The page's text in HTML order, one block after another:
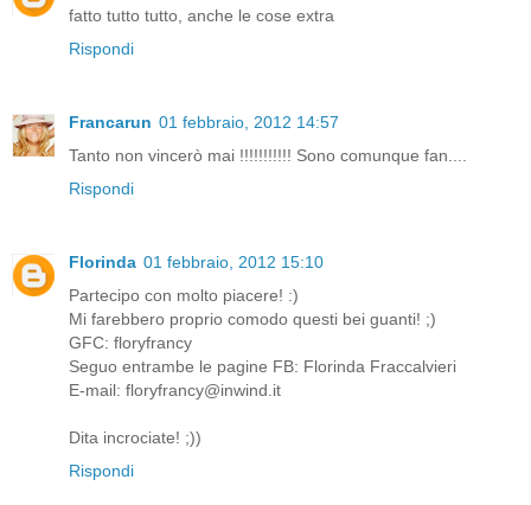
fatto tutto tutto, anche le cose extra
Rispondi
Francarun 01 febbraio, 2012 14:57
Tanto non vincerò mai !!!!!!!!!!! Sono comunque fan....
Rispondi
Florinda 01 febbraio, 2012 15:10
Partecipo con molto piacere! :)
Mi farebbero proprio comodo questi bei guanti! ;)
GFC: floryfrancy
Seguo entrambe le pagine FB: Florinda Fraccalvieri
E-mail: floryfrancy@inwind.it
Dita incrociate! ;))
Rispondi